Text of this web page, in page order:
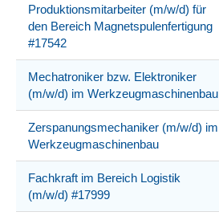
Produktionsmitarbeiter (m/w/d) für
den Bereich Magnetspulenfertigung
#17542
Mechatroniker bzw. Elektroniker
(m/w/d) im Werkzeugmaschinenbau
Zerspanungsmechaniker (m/w/d) im
Werkzeugmaschinenbau
Fachkraft im Bereich Logistik
(m/w/d) #17999